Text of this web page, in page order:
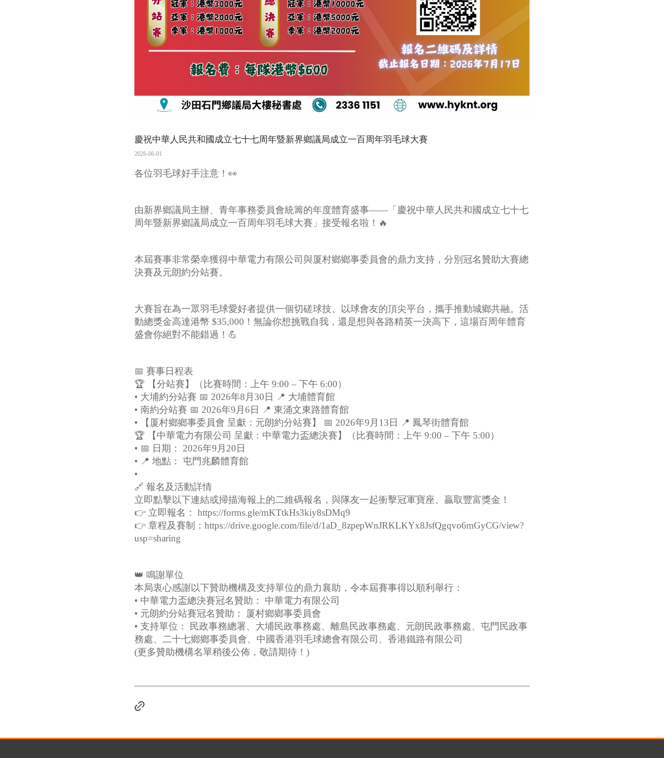
慶祝中華人民共和國成立七十七周年暨新界鄉議局成立一百周年羽毛球大賽
2026-06-01
各位羽毛球好手注意！👀
由新界鄉議局主辦、青年事務委員會統籌的年度體育盛事——「慶祝中華人民共和國成立七十七
周年暨新界鄉議局成立一百周年羽毛球大賽」接受報名啦！🔥
本屆賽事非常榮幸獲得中華電力有限公司與厦村鄉鄉事委員會的鼎力支持，分別冠名贊助大賽總
決賽及元朗約分站賽。
大賽旨在為一眾羽毛球愛好者提供一個切磋球技、以球會友的頂尖平台，攜手推動城鄉共融。活
動總獎金高達港幣 $35,000！無論你想挑戰自我，還是想與各路精英一決高下，這場百周年體育
盛會你絕對不能錯過！💪
📅 賽事日程表
🏆 【分站賽】（比賽時間：上午 9:00 – 下午 6:00）
• 大埔約分站賽 📅 2026年8月30日 📍 大埔體育館
• 南約分站賽 📅 2026年9月6日 📍 東涌文東路體育館
•
【厦村鄉鄉事委員會 呈獻：元朗約分站賽】 📅 2026年9月13日 📍 鳳琴街體育館
🏆 【中華電力有限公司 呈獻：中華電力盃總決賽】（比賽時間：上午 9:00 – 下午 5:00）
• 📅 日期： 2026年9月20日
• 📍 地點： 屯門兆麟體育館
•
🔗 報名及活動詳情
立即點擊以下連結或掃描海報上的二維碼報名，與隊友一起衝擊冠軍寶座、贏取豐富獎金！
👉 立即報名： https://forms.gle/mKTtkHs3kiy8sDMq9
👉 章程及賽制：https://drive.google.com/file/d/1aD_8zpepWnJRKLKYx8JsfQgqvo6mGyCG/view?
usp=sharing
👑 鳴謝單位
本局衷心感謝以下贊助機構及支持單位的鼎力襄助，令本屆賽事得以順利舉行：
• 中華電力盃總決賽冠名贊助： 中華電力有限公司
• 元朗約分站賽冠名贊助： 厦村鄉鄉事委員會
• 支持單位： 民政事務總署、大埔民政事務處、離島民政事務處、元朗民政事務處、屯門民政事
務處、二十七鄉鄉事委員會、中國香港羽毛球總會有限公司、香港鐵路有限公司
(更多贊助機構名單稍後公佈，敬請期待！)